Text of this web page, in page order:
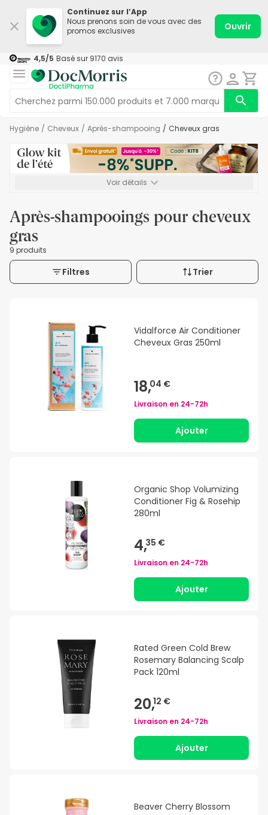
Continuez sur l’App
Nous prenons soin de vous avec des
promos exclusives
Ouvrir
4,5/5 Basé sur 9170 avis
Hygiène / Cheveux / Après-shampooing / Cheveux gras
Voir détails
Après-shampooings pour cheveux
gras
9 produits
Filtres Trier
Vidalforce Air Conditioner
Cheveux Gras 250ml
18,04 €
Livraison en 24-72h
Ajouter
Organic Shop Volumizing
Conditioner Fig & Rosehip
280ml
4,35 €
Livraison en 24-72h
Ajouter
Rated Green Cold Brew
Rosemary Balancing Scalp
Pack 120ml
20,12 €
Livraison en 24-72h
Ajouter
Beaver Cherry Blossom